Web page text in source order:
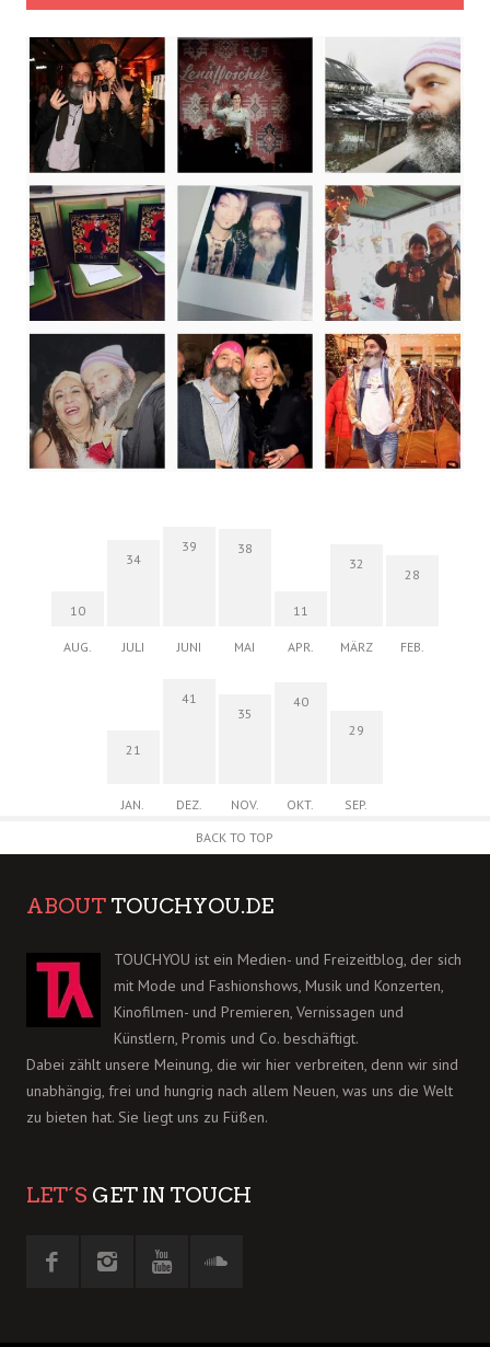
10
AUG.
34
JULI
39
JUNI
38
MAI
11
APR.
32
MÄRZ
28
FEB.
21
JAN.
41
DEZ.
35
NOV.
40
OKT.
29
SEP.
BACK TO TOP
ABOUT TOUCHYOU.DE
TOUCHYOU ist ein Medien- und Freizeitblog, der sich
mit Mode und Fashionshows, Musik und Konzerten,
Kinofilmen- und Premieren, Vernissagen und
Künstlern, Promis und Co. beschäftigt.
Dabei zählt unsere Meinung, die wir hier verbreiten, denn wir sind
unabhängig, frei und hungrig nach allem Neuen, was uns die Welt
zu bieten hat. Sie liegt uns zu Füßen.
LET´S GET IN TOUCH